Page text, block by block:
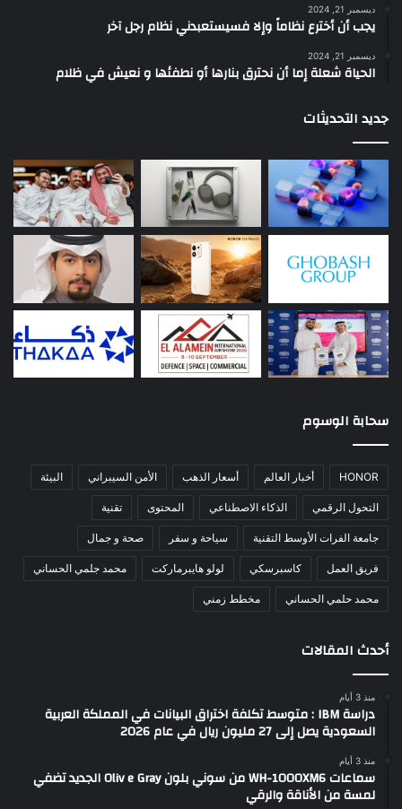
ديسمبر 21, 2024
يجب أن أخترع نظاماً وإلا فسيستعبدني نظام رجل آخر
ديسمبر 21, 2024
الحياة شعلة إما أن نحترق بنارها أو نطفئها و نعيش في ظلام
جديد التحديثات
سحابة الوسوم
HONOR أخبار العالم أسعار الذهب الأمن السيبراني البيئة
التحول الرقمي الذكاء الاصطناعي المحتوى تقنية
جامعة الفرات الأوسط التقنية سياحة و سفر صحة و جمال
فريق العمل كاسبرسكي لولو هايبرماركت محمد جلمي الحساني
محمد حلمي الحساني مخطط زمني
أحدث المقالات
منذ 3 أيام
دراسة IBM : متوسط تكلفة اختراق البيانات في المملكة العربية
السعودية يصل إلى 27 مليون ريال في عام 2026
منذ 3 أيام
سماعات WH-1000XM6 من سوني بلون Oliv e Gray الجديد تضفي
لمسة من الأناقة والرقي